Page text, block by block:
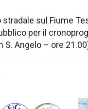
sul Fiume
per il
S. Angelo – ore